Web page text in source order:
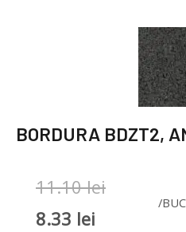
BORDURA BDZT2,
11.10leiP
8.33 lei
P
/BUC